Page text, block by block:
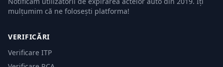
mulțumim că ne folosești platforma!
VERIFICĂRI
Verificare ITP